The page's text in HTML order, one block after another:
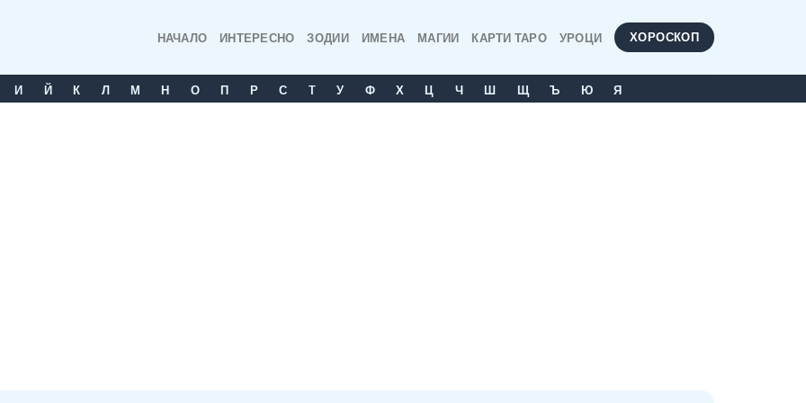
НАЧАЛО ИНТЕРЕСНО ЗОДИИ ИМЕНА МАГИИ КАРТИ ТАРО УРОЦИ ХОРОСКОП
И Й К Л М Н О П Р С T У Ф Х Ц Ч Ш Щ Ъ Ю Я